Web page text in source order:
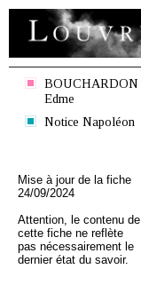
BOUCHARDON
Edme
Notice Napoléon
Mise à jour de la fiche
24/09/2024
Attention, le contenu de
cette fiche ne reflète
pas nécessairement le
dernier état du savoir.